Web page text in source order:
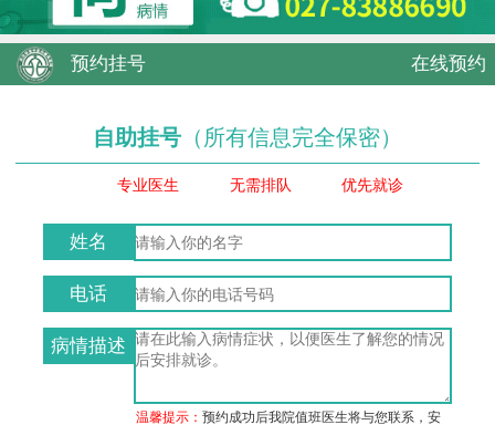
预约挂号 在线预约
自助挂号 （所有信息完全保密）
专业医生 无需排队 优先就诊
姓名
电话
病情描述
温馨提示：预约成功后我院值班医生将与您联系，安